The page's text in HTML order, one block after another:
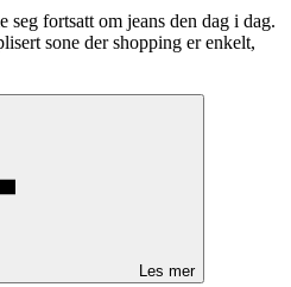
seg fortsatt om jeans den dag i dag.
sone der shopping er enkelt,
Les mer